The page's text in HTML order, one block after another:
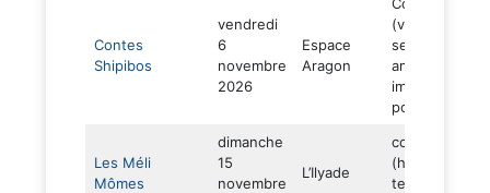
Contes
Shipibos
vendredi
6
novembre
2026
Espace
Aragon
(voyage
sensoriel –
amazonie –
immersif –
poésie)
Les Méli
Mômes
dimanche
15
novembre
L’Ilyade
concert
(humour –
tendresse –